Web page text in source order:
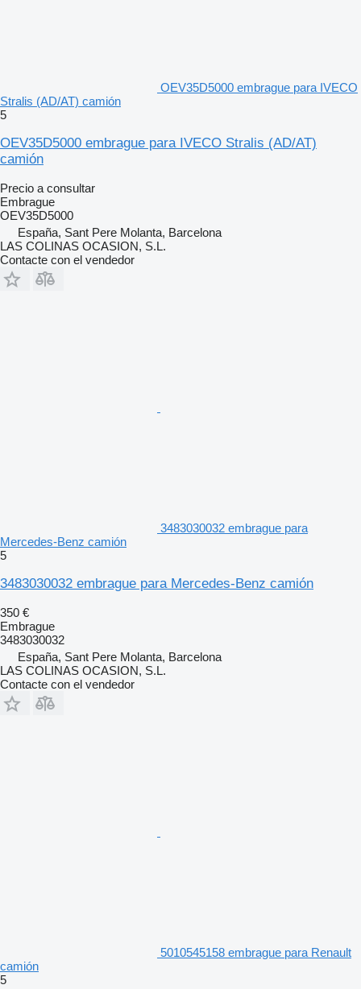
OEV35D5000 embrague para IVECO
Stralis (AD/AT) camión
5
OEV35D5000 embrague para IVECO Stralis (AD/AT)
camión
Precio a consultar
Embrague
OEV35D5000
España, Sant Pere Molanta, Barcelona
LAS COLINAS OCASION, S.L.
Contacte con el vendedor
3483030032 embrague para
Mercedes-Benz camión
5
3483030032 embrague para Mercedes-Benz camión
350 €
Embrague
3483030032
España, Sant Pere Molanta, Barcelona
LAS COLINAS OCASION, S.L.
Contacte con el vendedor
5010545158 embrague para Renault
camión
5